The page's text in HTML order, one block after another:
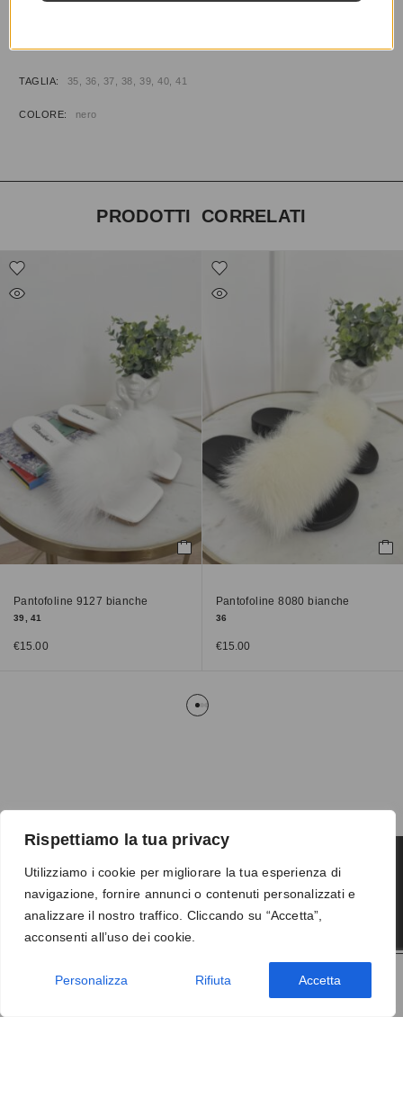
Rispettiamo la tua privacy
Utilizziamo i cookie per migliorare la tua esperienza di
navigazione, fornire annunci o contenuti personalizzati e
analizzare il nostro traffico. Cliccando su “Accetta”,
acconsenti all’uso dei cookie.
Personalizza Rifiuta Accetta
AGGIUNGI AL CARRELLO
TAGLIA 35, 36, 37, 38, 39, 40, 41
COLORE nero
PRODOTTI CORRELATI
Pantofoline 9127 bianche
39, 41
€15.00
Pantofoline 8080 bianche
36
€15.00
Termini e condizioni-Privacy-Reso